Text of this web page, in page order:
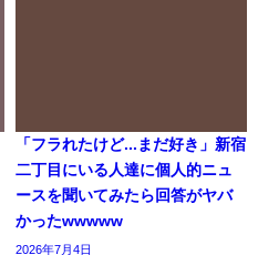
「フラれたけど...まだ好き」新宿
二丁目にいる人達に個人的ニュ
ースを聞いてみたら回答がヤバ
かったwwwww
2026年7月4日